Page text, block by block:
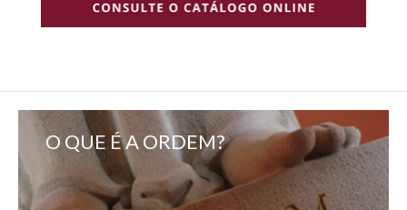
O QUE É A ORDEM?